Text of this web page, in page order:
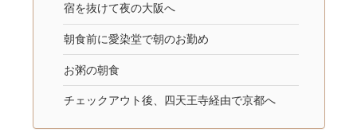
宿を抜けて夜の大阪へ
朝食前に愛染堂で朝のお勤め
お粥の朝食
チェックアウト後、四天王寺経由で京都へ